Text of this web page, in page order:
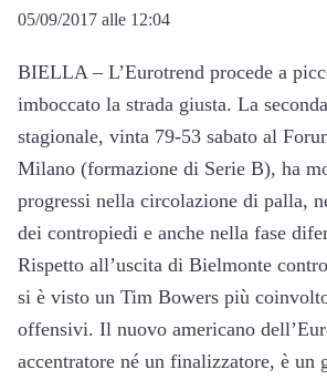
05/09/2017 alle 12:04
BIELLA – L’Eurotrend procede a
imboccato la strada giusta. La
stagionale, vinta 79-53 sabato al
Milano (formazione di Serie B), ha
progressi nella circolazione di palla,
dei contropiedi e anche nella fase
Rispetto all’uscita di Bielmonte
si è visto un Tim Bowers più
offensivi. Il nuovo americano
accentratore né un finalizzatore, è un